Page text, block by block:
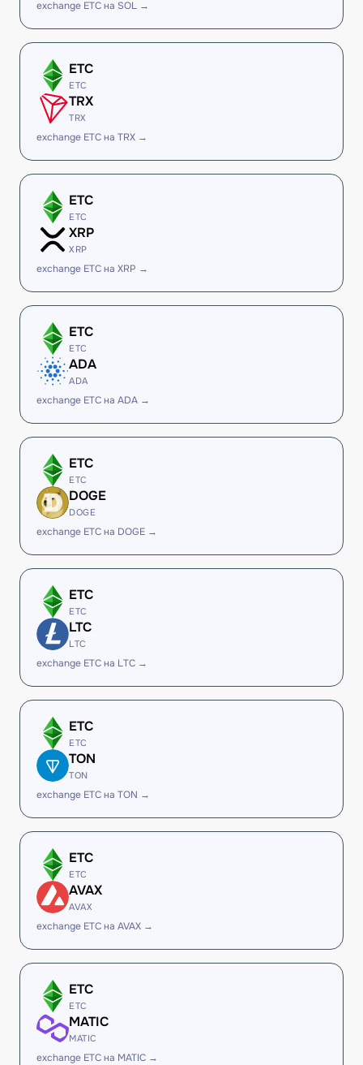
exchange ETC на SOL →
ETC
ETC
TRX
TRX
exchange ETC на TRX →
ETC
ETC
XRP
XRP
exchange ETC на XRP →
ETC
ETC
ADA
ADA
exchange ETC на ADA →
ETC
ETC
DOGE
DOGE
exchange ETC на DOGE →
ETC
ETC
LTC
LTC
exchange ETC на LTC →
ETC
ETC
TON
TON
exchange ETC на TON →
ETC
ETC
AVAX
AVAX
exchange ETC на AVAX →
ETC
ETC
MATIC
MATIC
exchange ETC на MATIC →